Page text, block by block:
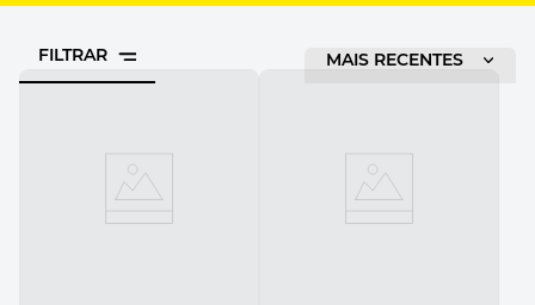
FILTRAR ORDENAR POR
MAIS RECENTES